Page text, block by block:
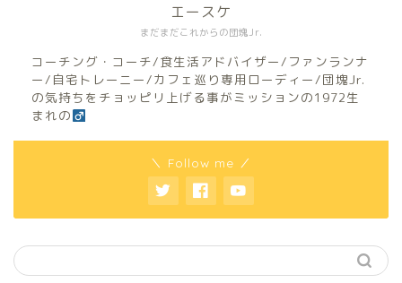
まだまだこれからの団塊Jr.
エースケ
コーチング・コーチ/食生活アドバイザー/ファンランナ
ー/自宅トレーニー/カフェ巡り専用ローディー/団塊Jr.
の気持ちをチョッピリ上げる事がミッションの1972生
まれの
＼ Follow me ／